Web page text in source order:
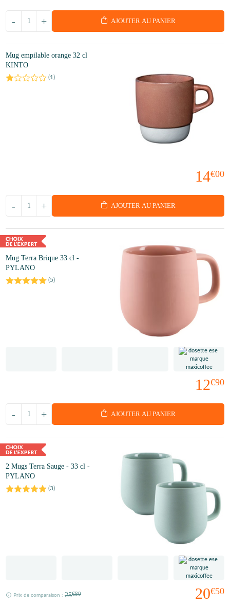
+
- AJOUTER AU PANIER
Mug empilable orange 32 cl
KINTO
(1)
14€00
+
- AJOUTER AU PANIER
Mug Terra Brique 33 cl -
PYLANO
(5)
12€90
+
- AJOUTER AU PANIER
2 Mugs Terra Sauge - 33 cl -
PYLANO
(3)
20€50
Prix de comparaison : 25€80